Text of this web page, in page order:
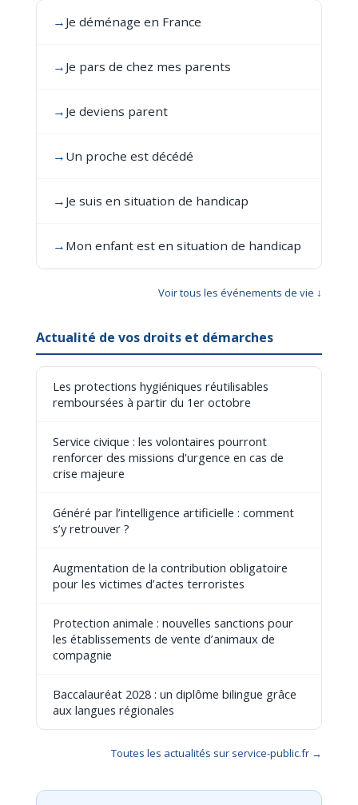
→ Je déménage en France
→ Je pars de chez mes parents
→ Je deviens parent
→ Un proche est décédé
→ Je suis en situation de handicap
→ Mon enfant est en situation de handicap
Voir tous les événements de vie ↓
Actualité de vos droits et démarches
Les protections hygiéniques réutilisables
remboursées à partir du 1er octobre
Service civique : les volontaires pourront
renforcer des missions d'urgence en cas de
crise majeure
Généré par l’intelligence artificielle : comment
s’y retrouver ?
Augmentation de la contribution obligatoire
pour les victimes d’actes terroristes
Protection animale : nouvelles sanctions pour
les établissements de vente d’animaux de
compagnie
Baccalauréat 2028 : un diplôme bilingue grâce
aux langues régionales
Toutes les actualités sur service-public.fr →